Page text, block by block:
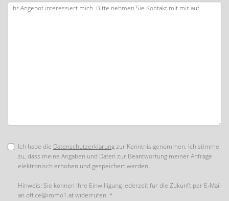
Ich habe die Datenschutzerklärungzur Kenntnis genommen. Ich stimme
zu, dass meine Angaben und Daten zur Beantwortung meiner Anfrage
elektronisch erhoben und gespeichert werden.
Hinweis: Sie können Ihre Einwilligung jederzeit für die Zukunft per E-Mail
an office@immo1.at widerrufen. *